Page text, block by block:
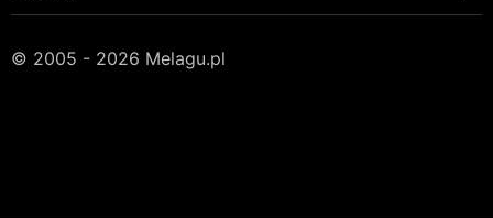
© 2005 - 2026 Melagu.pl